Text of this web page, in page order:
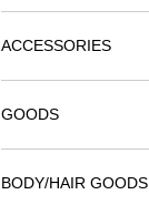
ACCESSORIES
GOODS
BODY/HAIR GOODS